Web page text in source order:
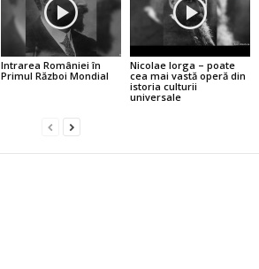
Intrarea României în
Primul Război Mondial
Nicolae Iorga – poate
cea mai vastă operă din
istoria culturii
universale